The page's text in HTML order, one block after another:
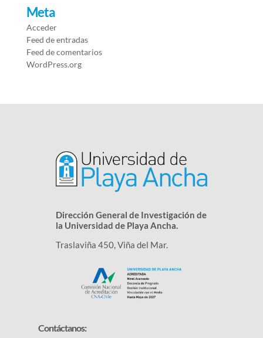
Meta
Acceder
Feed de entradas
Feed de comentarios
WordPress.org
Dirección General de Investigación de
la Universidad de Playa Ancha.
Traslaviña 450, Viña del Mar.
Contáctanos: